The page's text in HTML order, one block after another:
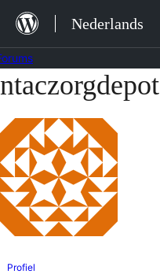
naar
de
inhoud
Nederlands
Ga
de
inhoud
ntaczorgdepot
Profiel